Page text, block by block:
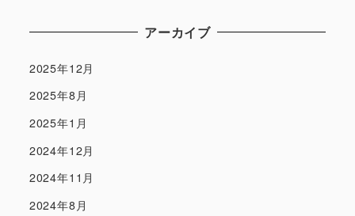
アーカイブ
2025年12月
2025年8月
2025年1月
2024年12月
2024年11月
2024年8月